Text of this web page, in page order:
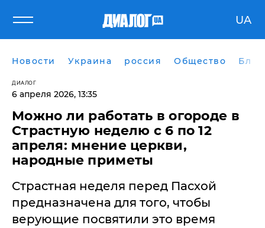
UA
Новости Украина россия Общество
ДИАЛОГ
6 апреля 2026, 13:35
Можно ли работать в огороде в
Страстную неделю с 6 по 12
апреля: мнение церкви,
народные приметы
Страстная неделя перед Пасхой
предназначена для того, чтобы
верующие посвятили это время